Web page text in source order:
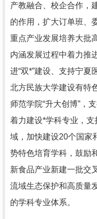
产教融合、校企合作，
的作用，扩大订单班、
重点产业发展培养大批
内涵发展过程中着力推
进“双*”建设、支持宁
北方民族大学建设有特
师范学院“升大创博”，
着力建设*学科专业，
域，加快建设20个国家
势特色培育学科，鼓励
新食品产业新建一批交
流域生态保护和高质量
的学科专业体系。